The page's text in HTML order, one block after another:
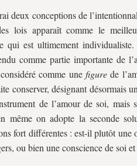
deux conceptions de
lois apparaît comme le
qui est ultimement
comme partie importante de
comme une figurede
conserver, désignant désormais
de l’amour de soi, mais
même on adopte la seconde
fort différentes : est-il plutôt une
ou bien une conscience de soi